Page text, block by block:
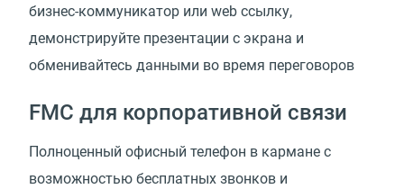
бизнес-коммуникатор или web ссылку,
демонстрируйте презентации с экрана и
обменивайтесь данными во время переговоров
FMC для корпоративной связи
Полноценный офисный телефон в кармане с
возможностью бесплатных звонков и